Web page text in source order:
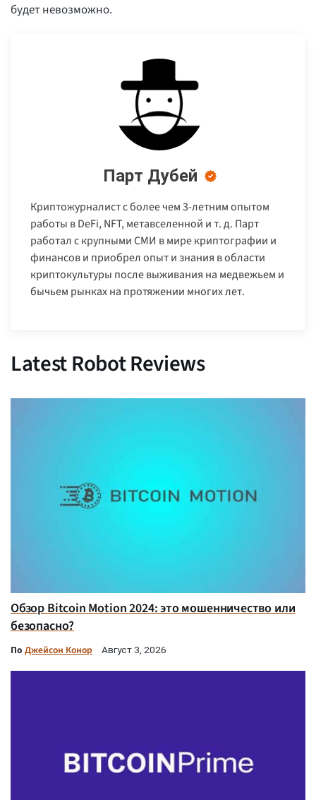
будет невозможно.
Парт Дубей
Криптожурналист с более чем 3-летним опытом
работы в DeFi, NFT, метавселенной и т. д. Парт
работал с крупными СМИ в мире криптографии и
финансов и приобрел опыт и знания в области
криптокультуры после выживания на медвежьем и
бычьем рынках на протяжении многих лет.
Latest Robot Reviews
Обзор Bitcoin Motion 2024: это мошенничество или
безопасно?
По Джейсон Конор Август 3, 2026